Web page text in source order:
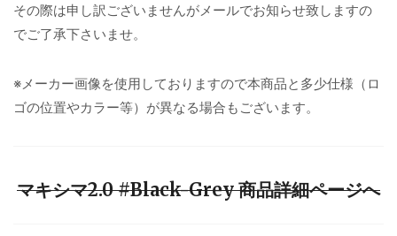
その際は申し訳ございませんがメールでお知らせ致しますの
でご了承下さいませ。
※メーカー画像を使用しておりますので本商品と多少仕様（ロ
ゴの位置やカラー等）が異なる場合もございます。
マキシマ2.0 #Black-Grey 商品詳細ページへ